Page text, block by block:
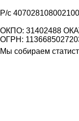
Р/с
ОКПО: 31402488
ОГРН:
Мы собираем